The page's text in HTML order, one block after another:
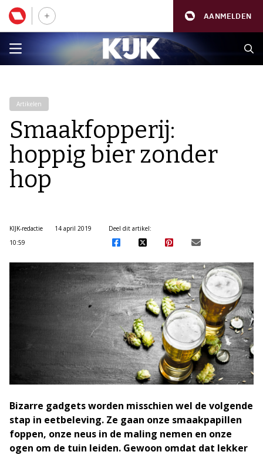
AANMELDEN
Artikelen
Smaakfopperij:
hoppig bier zonder
hop
KIJK-redactie
14 april 2019
10:59
Deel dit artikel:
Bizarre gadgets worden misschien wel de volgende
stap in eetbeleving. Ze gaan onze smaakpapillen
foppen, onze neus in de maling nemen en onze
ogen om de tuin leiden. Gewoon omdat dat lekker